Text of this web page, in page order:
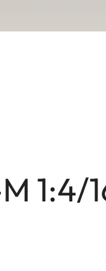
1:4/